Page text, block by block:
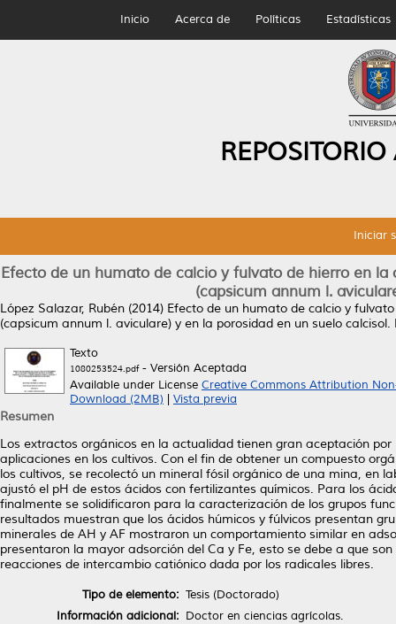
Inicio Acerca de Políticas Estadísticas
Iniciar
Efecto de un humato de calcio y fulvato de hierro en
(capsicum annum l.
López Salazar, Rubén (2014) Efecto de un humato de calcio y
(capsicum annum l. aviculare) y en la porosidad en un suelo calcisol.
Texto
1080253524.pdf- Versión Aceptada
Available under License Creative Commons Attribution
Download (2MB)
Vista previa
Resumen
Los extractos orgánicos en la actualidad tienen gran aceptación
aplicaciones en los cultivos. Con el fin de obtener un compuesto
los cultivos, se recolectó un mineral fósil orgánico de una mina, en
ajustó el pH de estos ácidos con fertilizantes químicos. Para los
finalmente se solidificaron para la caracterización de los grupos
resultados muestran que los ácidos húmicos y fúlvicos presentan
minerales de AH y AF mostraron un comportamiento similar en
presentaron la mayor adsorción del Ca y Fe, esto se debe a que
reacciones de intercambio catiónico dada por los radicales libres.
Tipo de elemento: Tesis (Doctorado)
Información adicional: Doctor en ciencias agrícolas.